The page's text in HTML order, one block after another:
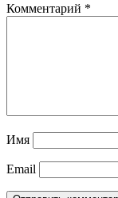
Комментарий *
Имя
Email